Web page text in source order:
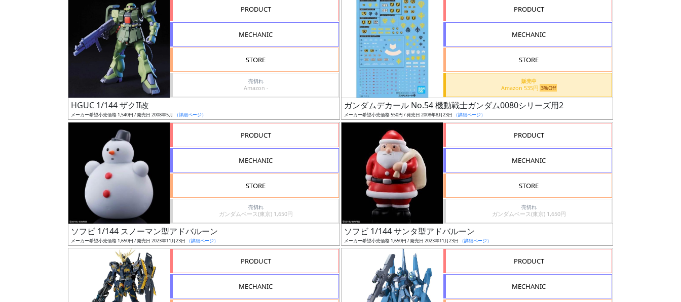
PRODUCT
MECHANIC
STORE
売切れ
Amazon -
HGUC 1/144 ザクII改
メーカー希望小売価格 1,540円 / 発売日 2008年5月 （詳細ページ）
PRODUCT
MECHANIC
STORE
販売中
Amazon 535円 3%Off
ガンダムデカール No.54 機動戦士ガンダム0080シリーズ用2
メーカー希望小売価格 550円 / 発売日 2008年8月23日 （詳細ページ）
PRODUCT
MECHANIC
STORE
売切れ
ガンダムベース(東京) 1,650円
ソフビ 1/144 スノーマン型アドバルーン
メーカー希望小売価格 1,650円 / 発売日 2023年11月23日 （詳細ページ）
PRODUCT
MECHANIC
STORE
売切れ
ガンダムベース(東京) 1,650円
ソフビ 1/144 サンタ型アドバルーン
メーカー希望小売価格 1,650円 / 発売日 2023年11月23日 （詳細ページ）
PRODUCT
MECHANIC
PRODUCT
MECHANIC